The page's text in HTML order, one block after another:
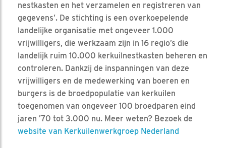
nestkasten en het verzamelen en registreren van
gegevens’. De stichting is een overkoepelende
landelijke organisatie met ongeveer 1.000
vrijwilligers, die werkzaam zijn in 16 regio’s die
landelijk ruim 10.000 kerkuilnestkasten beheren en
controleren. Dankzij de inspanningen van deze
vrijwilligers en de medewerking van boeren en
burgers is de broedpopulatie van kerkuilen
toegenomen van ongeveer 100 broedparen eind
jaren ’70 tot 3.000 nu. Meer weten? Bezoek de
website van Kerkuilenwerkgroep Nederland